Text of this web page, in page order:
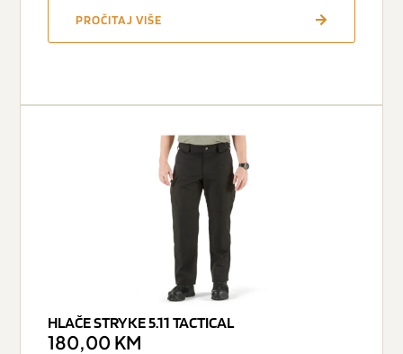
PROČITAJ VIŠE
HLAČE STRYKE 5.11 TACTICAL
180,00 KM